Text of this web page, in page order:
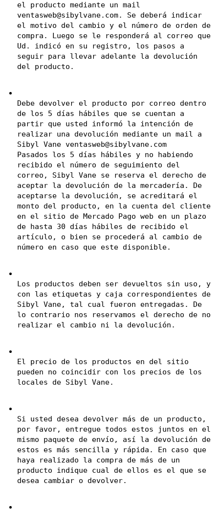
ventasweb@sibylvane.com. Se deberá indicar
el motivo del cambio y el número de orden de
compra. Luego se le responderá al correo que
Ud. indicó en su registro, los pasos a
seguir para llevar adelante la devolución
del producto.
Debe devolver el producto por correo dentro
de los 5 días hábiles que se cuentan a
partir que usted informó la intención de
realizar una devolución mediante un mail a
Sibyl Vane ventasweb@sibylvane.com
Pasados los 5 días hábiles y no habiendo
recibido el número de seguimiento del
correo, Sibyl Vane se reserva el derecho de
aceptar la devolución de la mercadería. De
aceptarse la devolución, se acreditará el
monto del producto, en la cuenta del cliente
en el sitio de Mercado Pago web en un plazo
de hasta 30 días hábiles de recibido el
artículo, o bien se procederá al cambio de
número en caso que este disponible.
Los productos deben ser devueltos sin uso, y
con las etiquetas y caja correspondientes de
Sibyl Vane, tal cual fueron entregadas. De
lo contrario nos reservamos el derecho de no
realizar el cambio ni la devolución.
El precio de los productos en del sitio
pueden no coincidir con los precios de los
locales de Sibyl Vane.
Si usted desea devolver más de un producto,
por favor, entregue todos estos juntos en el
mismo paquete de envío, así la devolución de
estos es más sencilla y rápida. En caso que
haya realizado la compra de más de un
producto indique cual de ellos es el que se
desea cambiar o devolver.